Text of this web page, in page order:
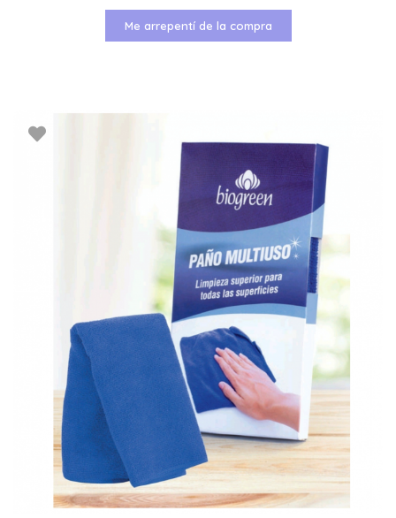
Me arrepentí de la compra